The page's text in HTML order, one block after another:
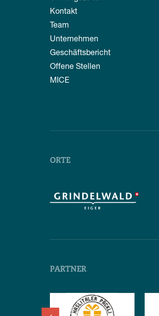
Kontakt
Team
Unternehmen
Geschäftsbericht
Offene Stellen
MICE
ORTE
PARTNER